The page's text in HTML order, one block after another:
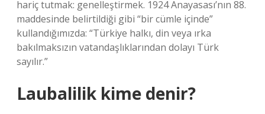
hariç tutmak: genelleştirmek. 1924 Anayasası’nın 88.
maddesinde belirtildiği gibi “bir cümle içinde”
kullandığımızda: “Türkiye halkı, din veya ırka
bakılmaksızın vatandaşlıklarından dolayı Türk
sayılır.”
Laubalilik kime denir?